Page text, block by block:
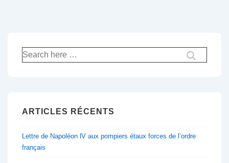
Recherche
pour:
ARTICLES RÉCENTS
Lettre de Napoléon lV aux pompiers étaux forces de l’ordre
français